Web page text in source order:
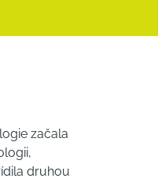
začala
druhou